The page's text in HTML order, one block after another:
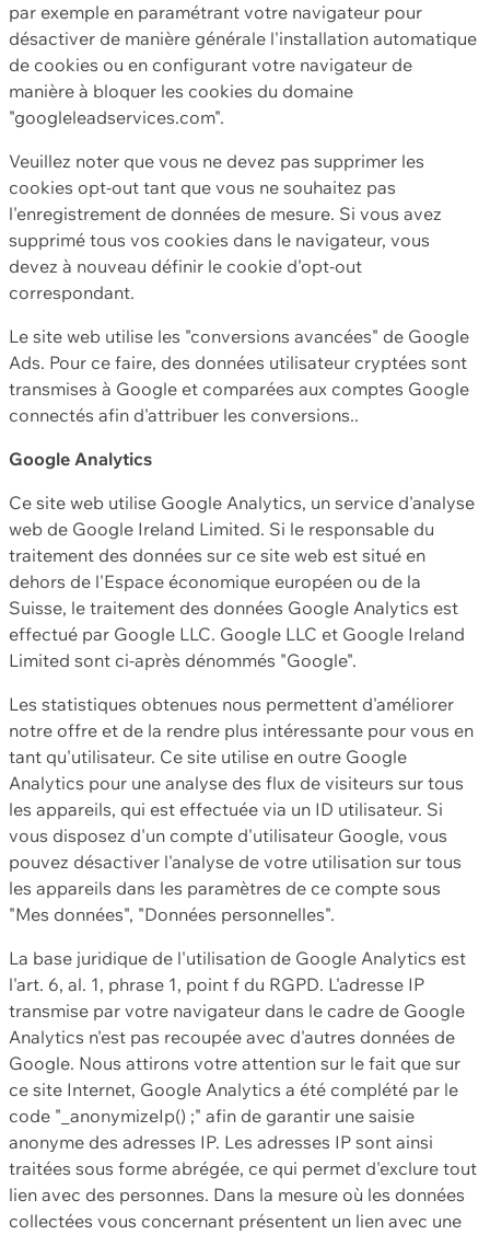
par exemple en paramétrant votre navigateur pour
désactiver de manière générale l'installation automatique
de cookies ou en configurant votre navigateur de
manière à bloquer les cookies du domaine
"googleleadservices.com".
Veuillez noter que vous ne devez pas supprimer les
cookies opt-out tant que vous ne souhaitez pas
l'enregistrement de données de mesure. Si vous avez
supprimé tous vos cookies dans le navigateur, vous
devez à nouveau définir le cookie d'opt-out
correspondant.
Le site web utilise les "conversions avancées" de Google
Ads. Pour ce faire, des données utilisateur cryptées sont
transmises à Google et comparées aux comptes Google
connectés afin d'attribuer les conversions..
Google Analytics
Ce site web utilise Google Analytics, un service d'analyse
web de Google Ireland Limited. Si le responsable du
traitement des données sur ce site web est situé en
dehors de l'Espace économique européen ou de la
Suisse, le traitement des données Google Analytics est
effectué par Google LLC. Google LLC et Google Ireland
Limited sont ci-après dénommés "Google".
Les statistiques obtenues nous permettent d'améliorer
notre offre et de la rendre plus intéressante pour vous en
tant qu'utilisateur. Ce site utilise en outre Google
Analytics pour une analyse des flux de visiteurs sur tous
les appareils, qui est effectuée via un ID utilisateur. Si
vous disposez d'un compte d'utilisateur Google, vous
pouvez désactiver l'analyse de votre utilisation sur tous
les appareils dans les paramètres de ce compte sous
"Mes données", "Données personnelles".
La base juridique de l'utilisation de Google Analytics est
l'art. 6, al. 1, phrase 1, point f du RGPD. L'adresse IP
transmise par votre navigateur dans le cadre de Google
Analytics n'est pas recoupée avec d'autres données de
Google. Nous attirons votre attention sur le fait que sur
ce site Internet, Google Analytics a été complété par le
code "_anonymizeIp() ;" afin de garantir une saisie
anonyme des adresses IP. Les adresses IP sont ainsi
traitées sous forme abrégée, ce qui permet d'exclure tout
lien avec des personnes. Dans la mesure où les données
collectées vous concernant présentent un lien avec une